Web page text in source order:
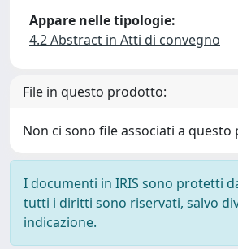
Appare nelle tipologie:
4.2 Abstract in Atti di convegno
File in questo prodotto:
Non ci sono file associati a
I documenti in IRIS sono protetti
tutti i diritti sono riservati, salvo
indicazione.